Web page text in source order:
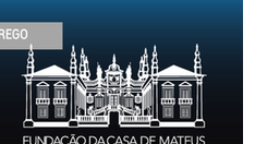
espécies bibliográficas
intervencionadas; execução dos
programas de conservação
preventiva; produção de fichas de
tratamento e registo fotográfico das